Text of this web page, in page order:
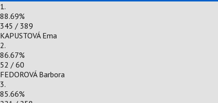
1.
88.69%
345 / 389
KAPUSTOVÁ Ema
2.
86.67%
52 / 60
FEDOROVÁ Barbora
3.
85.66%